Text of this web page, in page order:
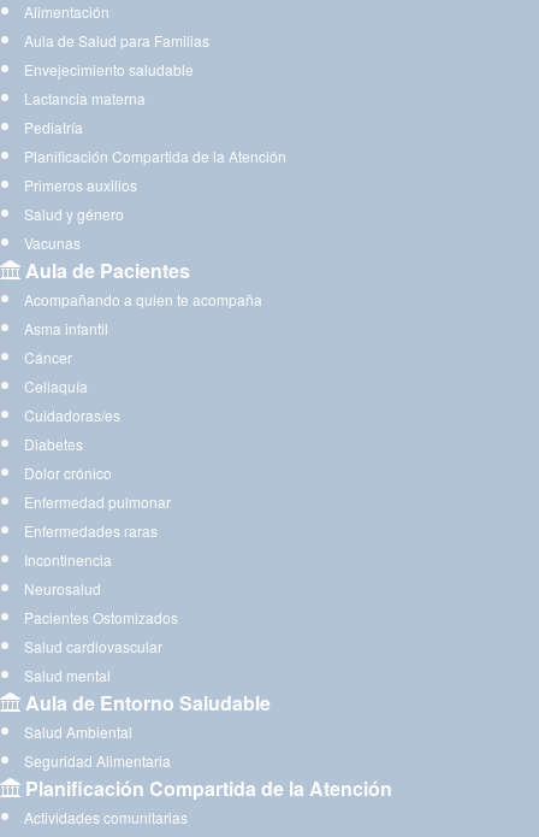
Alimentación
Aula de Salud para Familias
Envejecimiento saludable
Lactancia materna
Pediatría
Planificación Compartida de la Atención
Primeros auxilios
Salud y género
Vacunas
Aula de Pacientes
Acompañando a quien te acompaña
Asma infantil
Cáncer
Celiaquía
Cuidadoras/es
Diabetes
Dolor crónico
Enfermedad pulmonar
Enfermedades raras
Incontinencia
Neurosalud
Pacientes Ostomizados
Salud cardiovascular
Salud mental
Aula de Entorno Saludable
Salud Ambiental
Seguridad Alimentaria
Planificación Compartida de la Atención
Actividades comunitarias